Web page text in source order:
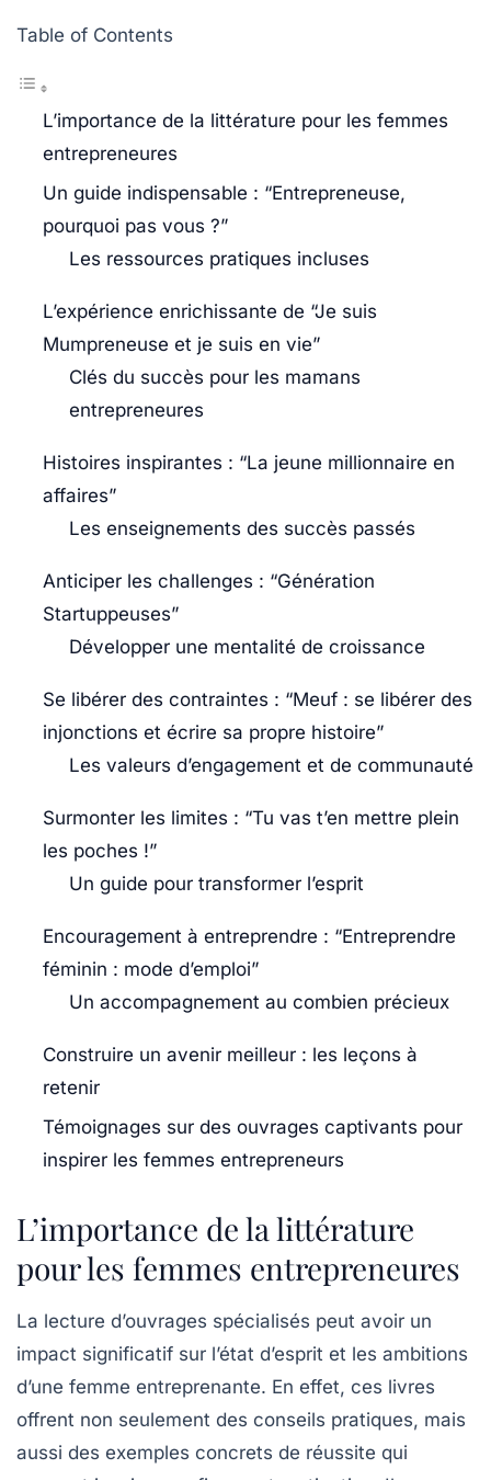
Table of Contents
L’importance de la littérature pour les femmes
entrepreneures
Un guide indispensable : “Entrepreneuse,
pourquoi pas vous ?”
Les ressources pratiques incluses
L’expérience enrichissante de “Je suis
Mumpreneuse et je suis en vie”
Clés du succès pour les mamans
entrepreneures
Histoires inspirantes : “La jeune millionnaire en
affaires”
Les enseignements des succès passés
Anticiper les challenges : “Génération
Startuppeuses”
Développer une mentalité de croissance
Se libérer des contraintes : “Meuf : se libérer des
injonctions et écrire sa propre histoire”
Les valeurs d’engagement et de communauté
Surmonter les limites : “Tu vas t’en mettre plein
les poches !”
Un guide pour transformer l’esprit
Encouragement à entreprendre : “Entreprendre
féminin : mode d’emploi”
Un accompagnement au combien précieux
Construire un avenir meilleur : les leçons à
retenir
Témoignages sur des ouvrages captivants pour
inspirer les femmes entrepreneurs
L’importance de la littérature
pour les femmes entrepreneures
La lecture d’ouvrages spécialisés peut avoir un
impact significatif sur l’état d’esprit et les ambitions
d’une femme entreprenante. En effet, ces livres
offrent non seulement des conseils pratiques, mais
aussi des exemples concrets de réussite qui